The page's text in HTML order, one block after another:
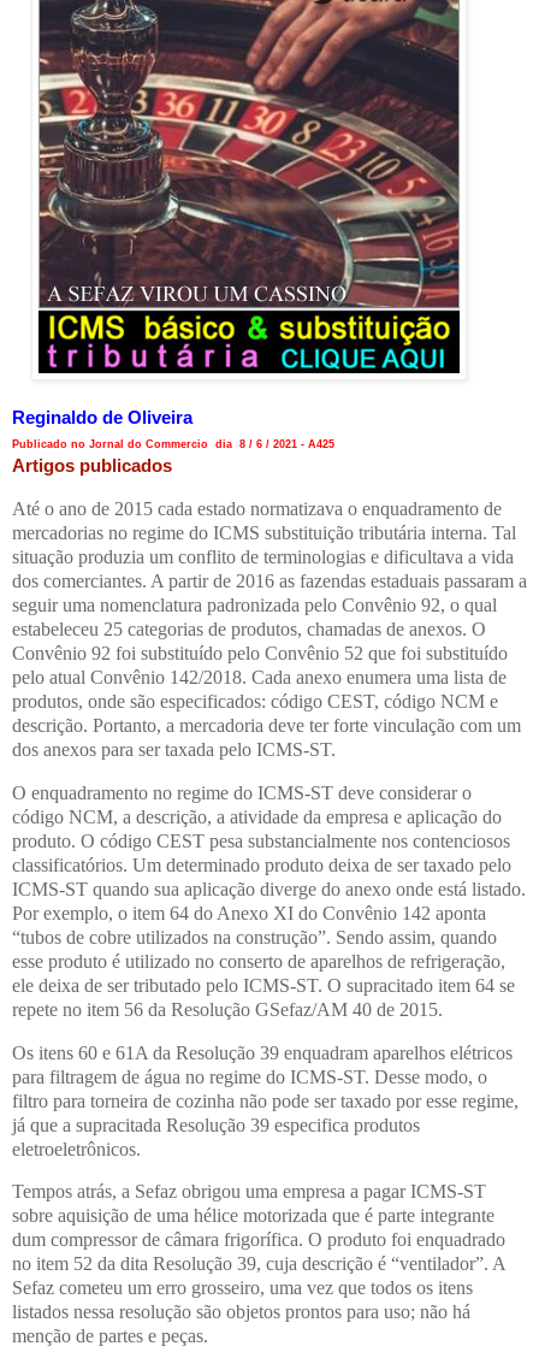
Reginaldo de Oliveira
Publicado no Jornal do Commercio dia 8 / 6 / 2021 - A425
Artigos publicados
Até o ano de 2015 cada estado normatizava o enquadramento de
mercadorias no regime do ICMS substituição tributária interna. Tal
situação produzia um conflito de terminologias e dificultava a vida
dos comerciantes. A partir de 2016 as fazendas estaduais passaram a
seguir uma nomenclatura padronizada pelo Convênio 92, o qual
estabeleceu 25 categorias de produtos, chamadas de anexos. O
Convênio 92 foi substituído pelo Convênio 52 que foi substituído
pelo atual Convênio 142/2018. Cada anexo enumera uma lista de
produtos, onde são especificados: código CEST, código NCM e
descrição. Portanto, a mercadoria deve ter forte vinculação com um
dos anexos para ser taxada pelo ICMS-ST.
O enquadramento no regime do ICMS-ST deve considerar o
código NCM, a descrição, a atividade da empresa e aplicação do
produto. O código CEST pesa substancialmente nos contenciosos
classificatórios. Um determinado produto deixa de ser taxado pelo
ICMS-ST quando sua aplicação diverge do anexo onde está listado.
Por exemplo, o item 64 do Anexo XI do Convênio 142 aponta
“tubos de cobre utilizados na construção”. Sendo assim, quando
esse produto é utilizado no conserto de aparelhos de refrigeração,
ele deixa de ser tributado pelo ICMS-ST. O supracitado item 64 se
repete no item 56 da Resolução GSefaz/AM 40 de 2015.
Os itens 60 e 61A da Resolução 39 enquadram aparelhos elétricos
para filtragem de água no regime do ICMS-ST. Desse modo, o
filtro para torneira de cozinha não pode ser taxado por esse regime,
já que a supracitada Resolução 39 especifica produtos
eletroeletrônicos.
Tempos atrás, a Sefaz obrigou uma empresa a pagar ICMS-ST
sobre aquisição de uma hélice motorizada que é parte integrante
dum compressor de câmara frigorífica. O produto foi enquadrado
no item 52 da dita Resolução 39, cuja descrição é “ventilador”. A
Sefaz cometeu um erro grosseiro, uma vez que todos os itens
listados nessa resolução são objetos prontos para uso; não há
menção de partes e peças.